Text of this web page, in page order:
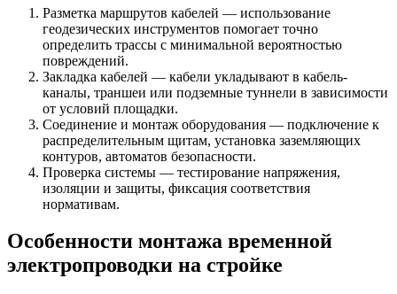
Разметка маршрутов кабелей — использование
геодезических инструментов помогает точно
определить трассы с минимальной вероятностью
повреждений.
Закладка кабелей — кабели укладывают в кабель-
каналы, траншеи или подземные туннели в зависимости
от условий площадки.
Соединение и монтаж оборудования — подключение к
распределительным щитам, установка заземляющих
контуров, автоматов безопасности.
Проверка системы — тестирование напряжения,
изоляции и защиты, фиксация соответствия
нормативам.
Особенности монтажа временной
электропроводки на стройке